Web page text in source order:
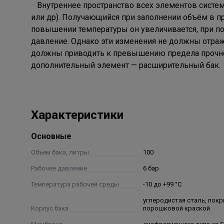
Внутреннее пространство всех элементов
или др). Получающийся при заполнении объём в
повышении температуры он увеличивается, при
давление. Однако эти изменения не должны
должны приводить к превышению предела
дополнительный элемент — расширительный бак.
Характеристики
Основные
Объем бака, литры 100
Рабочее давление 6 бар
Температура рабочей среды -10 до +99 °C
Корпус бака
углеродистая сталь,
порошковой краской